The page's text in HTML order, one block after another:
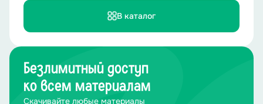
В) Марина Ладынина (женщина)
Ответ: А - Фёдор Шаляпин.
3. Кто был первым человеком, который получил две
Нобелевские премии?
В каталог
Безлимитный доступ
ко всем материалам
Скачивайте любые материалы